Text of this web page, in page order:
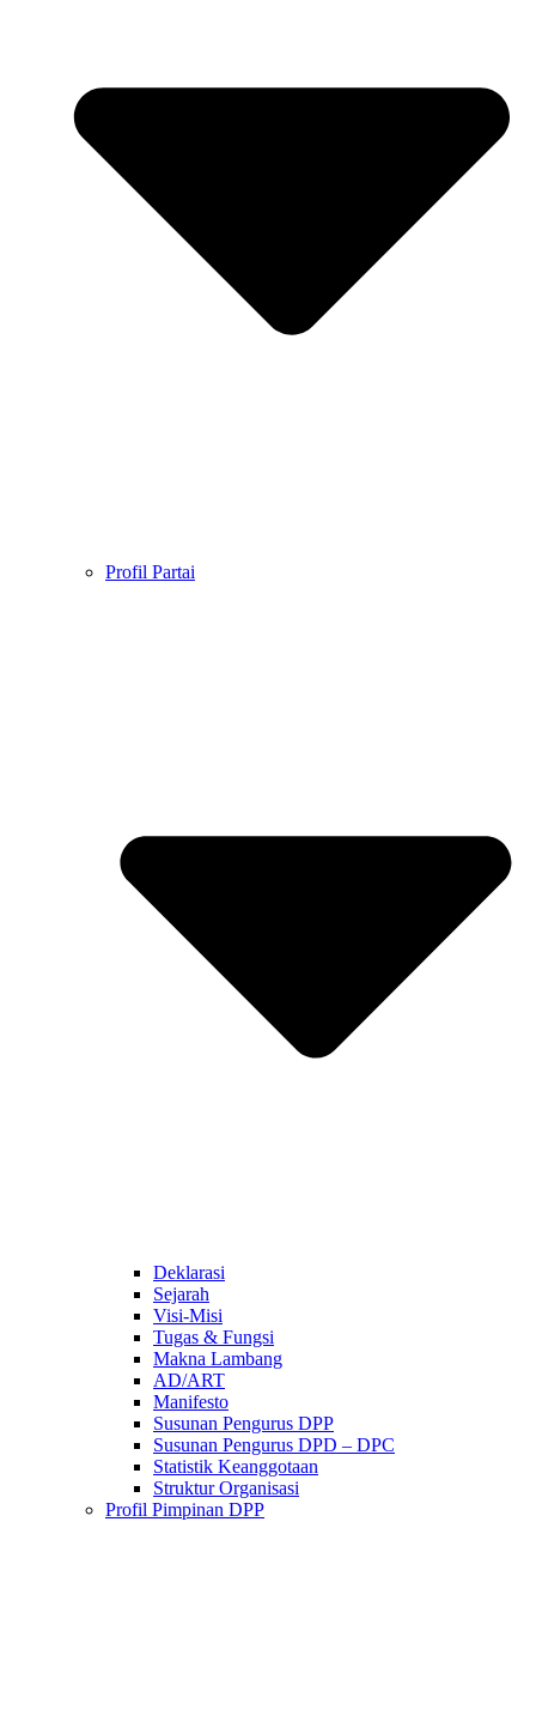
Profil Partai
Deklarasi
Sejarah
Visi-Misi
Tugas & Fungsi
Makna Lambang
AD/ART
Manifesto
Susunan Pengurus DPP
Susunan Pengurus DPD – DPC​
Statistik Keanggotaan
Struktur Organisasi
Profil Pimpinan DPP